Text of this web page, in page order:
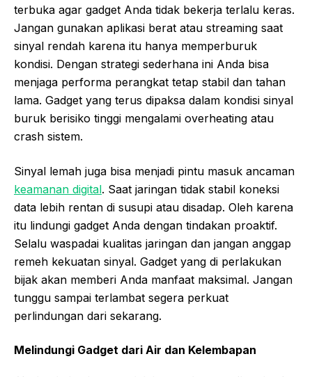
terbuka agar gadget Anda tidak bekerja terlalu keras.
Jangan gunakan aplikasi berat atau streaming saat
sinyal rendah karena itu hanya memperburuk
kondisi. Dengan strategi sederhana ini Anda bisa
menjaga performa perangkat tetap stabil dan tahan
lama. Gadget yang terus dipaksa dalam kondisi sinyal
buruk berisiko tinggi mengalami overheating atau
crash sistem.
Sinyal lemah juga bisa menjadi pintu masuk ancaman
keamanan digital. Saat jaringan tidak stabil koneksi
data lebih rentan di susupi atau disadap. Oleh karena
itu lindungi gadget Anda dengan tindakan proaktif.
Selalu waspadai kualitas jaringan dan jangan anggap
remeh kekuatan sinyal. Gadget yang di perlakukan
bijak akan memberi Anda manfaat maksimal. Jangan
tunggu sampai terlambat segera perkuat
perlindungan dari sekarang.
Melindungi Gadget dari Air dan Kelembapan